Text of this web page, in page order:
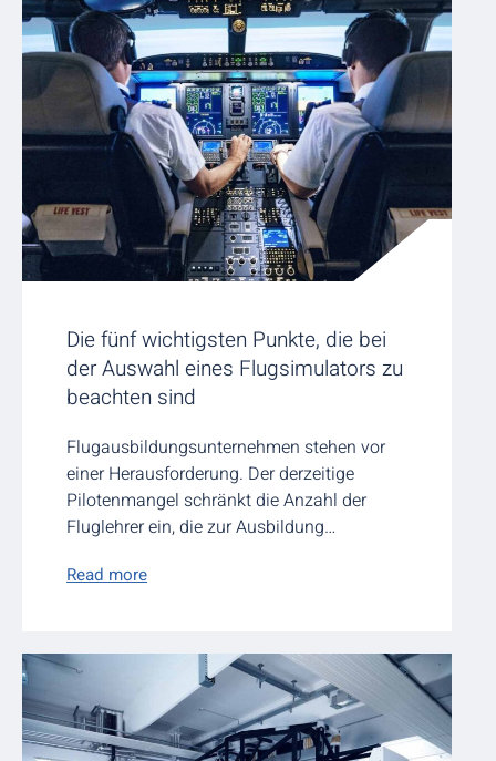
Die fünf wichtigsten Punkte, die bei
der Auswahl eines Flugsimulators zu
beachten sind
Flugausbildungsunternehmen stehen vor
einer Herausforderung. Der derzeitige
Pilotenmangel schränkt die Anzahl der
Fluglehrer ein, die zur Ausbildung…
Read more